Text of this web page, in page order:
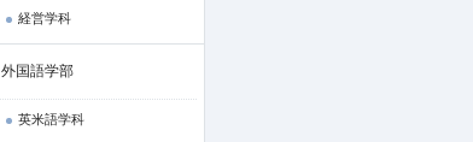
経営学科
外国語学部
英米語学科